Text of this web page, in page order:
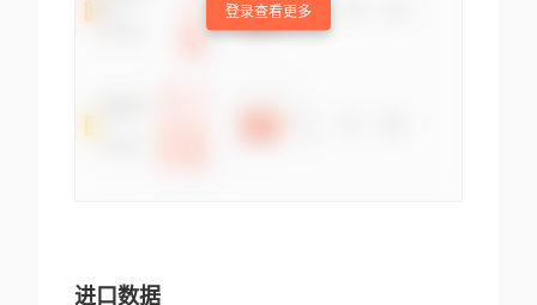
登录查看更多
进口数据